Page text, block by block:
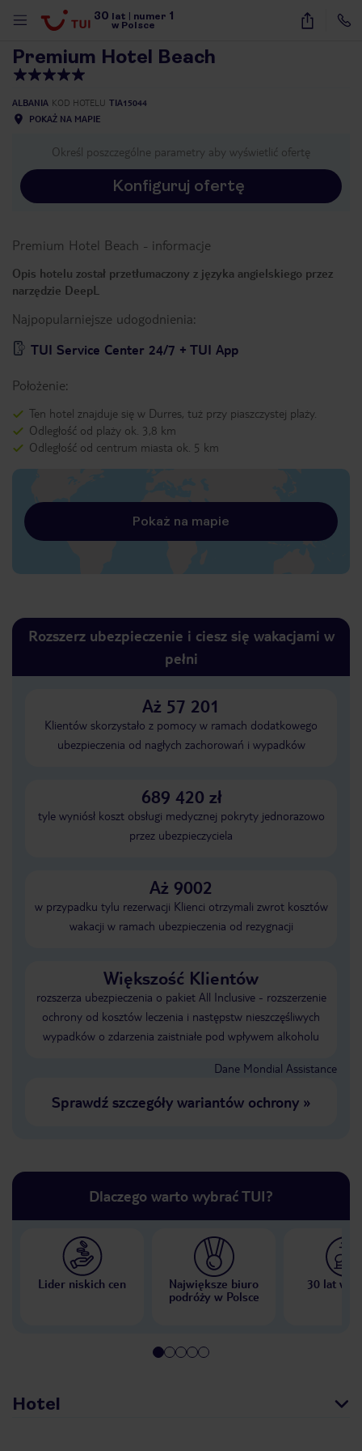
30 lat numer 1
w Polsce
41
Premium Hotel Beach
ALBANIA KOD HOTELU TIA15044
POKAŻ NA MAPIE
Określ poszczególne parametry aby wyświetlić ofertę
Konfiguruj ofertę
Premium Hotel Beach - informacje
Opis hotelu został przetłumaczony z języka angielskiego przez
narzędzie DeepL
Najpopularniejsze udogodnienia:
TUI Service Center 24/7 + TUI App
Położenie:
Ten hotel znajduje się w Durres, tuż przy piaszczystej plaży.
Odległość od plaży ok. 3,8 km
Odległość od centrum miasta ok. 5 km
Pokaż na mapie
Rozszerz ubezpieczenie i ciesz się wakacjami w
pełni
Aż 57 201
Klientów skorzystało z pomocy w ramach dodatkowego
ubezpieczenia od nagłych zachorowań i wypadków
689 420 zł
tyle wyniósł koszt obsługi medycznej pokryty jednorazowo
przez ubezpieczyciela
Aż 9002
w przypadku tylu rezerwacji Klienci otrzymali zwrot kosztów
wakacji w ramach ubezpieczenia od rezygnacji
Większość Klientów
rozszerza ubezpieczenia o pakiet All Inclusive - rozszerzenie
ochrony od kosztów leczenia i następstw nieszczęśliwych
wypadków o zdarzenia zaistniałe pod wpływem alkoholu
Dane Mondial Assistance
Sprawdź szczegóły wariantów ochrony»
Dlaczego warto wybrać TUI?
Lider niskich cen
Największe biuro
podróży w Polsce
30 lat w
Hotel